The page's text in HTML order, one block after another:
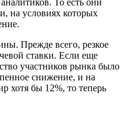
на условиях которых
Прежде всего, резкое
ставки. Если еще
участников рынка было
снижение, и на
хотя бы 12%, то теперь